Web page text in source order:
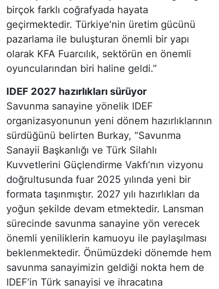
birçok farklı coğrafyada hayata
geçirmektedir. Türkiye’nin üretim gücünü
pazarlama ile buluşturan önemli bir yapı
olarak KFA Fuarcılık, sektörün en önemli
oyuncularından biri haline geldi.”
IDEF 2027 hazırlıkları sürüyor
Savunma sanayine yönelik IDEF
organizasyonunun yeni dönem hazırlıklarının
sürdüğünü belirten Burkay, “Savunma
Sanayii Başkanlığı ve Türk Silahlı
Kuvvetlerini Güçlendirme Vakfı’nın vizyonu
doğrultusunda fuar 2025 yılında yeni bir
formata taşınmıştır. 2027 yılı hazırlıkları da
yoğun şekilde devam etmektedir. Lansman
sürecinde savunma sanayine yön verecek
önemli yeniliklerin kamuoyu ile paylaşılması
beklenmektedir. Önümüzdeki dönemde hem
savunma sanayimizin geldiği nokta hem de
IDEF’in Türk sanayisi ve ihracatına